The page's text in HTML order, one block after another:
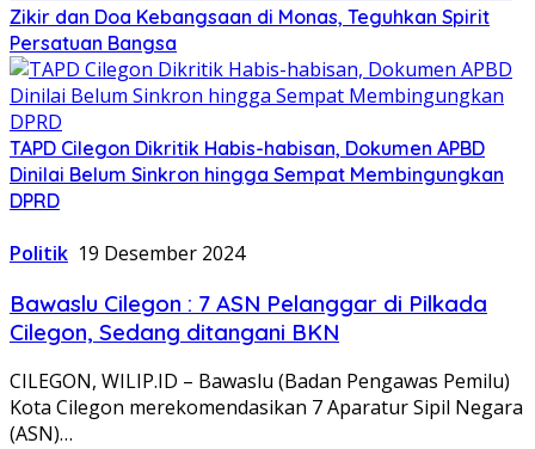
Zikir dan Doa Kebangsaan di Monas, Teguhkan Spirit
Persatuan Bangsa
TAPD Cilegon Dikritik Habis-habisan, Dokumen APBD
Dinilai Belum Sinkron hingga Sempat Membingungkan
DPRD
Politik 19 Desember 2024
Bawaslu Cilegon : 7 ASN Pelanggar di Pilkada
Cilegon, Sedang ditangani BKN
CILEGON, WILIP.ID – Bawaslu (Badan Pengawas Pemilu)
Kota Cilegon merekomendasikan 7 Aparatur Sipil Negara
(ASN)…